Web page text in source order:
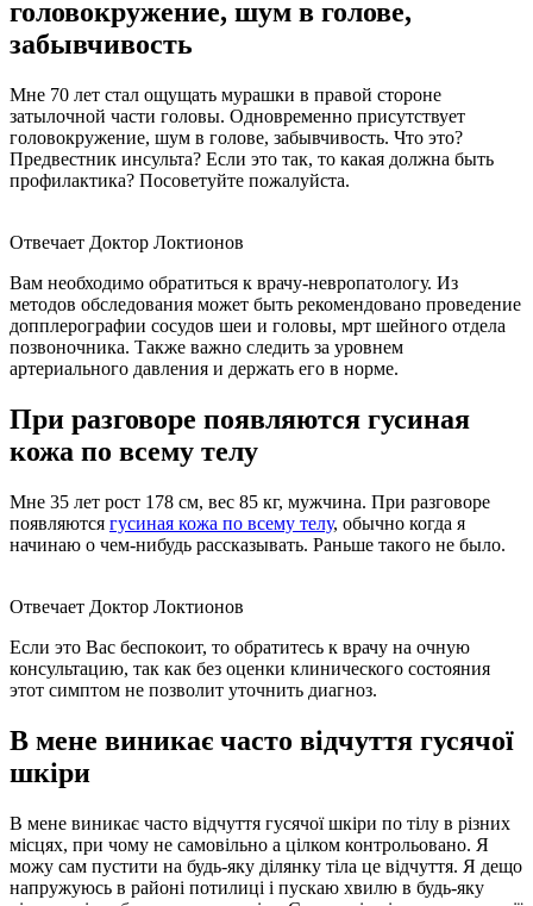
головокружение, шум в голове,
забывчивость
Мне 70 лет стал ощущать мурашки в правой стороне
затылочной части головы. Одновременно присутствует
головокружение, шум в голове, забывчивость. Что это?
Предвестник инсульта? Если это так, то какая должна быть
профилактика? Посоветуйте пожалуйста.
Отвечает Доктор Локтионов
Вам необходимо обратиться к врачу-невропатологу. Из
методов обследования может быть рекомендовано проведение
допплерографии сосудов шеи и головы, мрт шейного отдела
позвоночника. Также важно следить за уровнем
артериального давления и держать его в норме.
При разговоре появляются гусиная
кожа по всему телу
Мне 35 лет рост 178 см, вес 85 кг, мужчина. При разговоре
появляются гусиная кожа по всему телу, обычно когда я
начинаю о чем-нибудь рассказывать. Раньше такого не было.
Отвечает Доктор Локтионов
Если это Вас беспокоит, то обратитесь к врачу на очную
консультацию, так как без оценки клинического состояния
этот симптом не позволит уточнить диагноз.
В мене виникає часто відчуття гусячої
шкіри
В мене виникає часто відчуття гусячої шкіри по тілу в різних
місцях, при чому не самовільно а цілком контрольовано. Я
можу сам пустити на будь-яку ділянку тіла це відчуття. Я дещо
напружуюсь в районі потилиці і пускаю хвилю в будь-яку